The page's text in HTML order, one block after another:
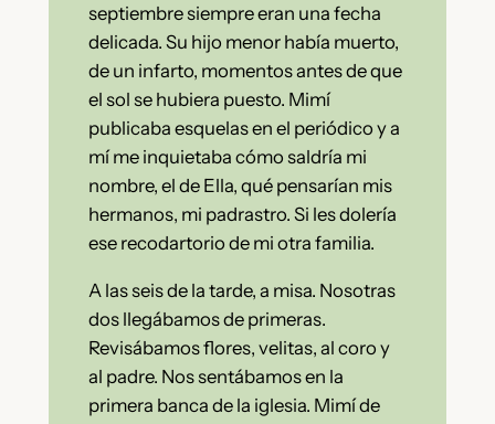
septiembre siempre eran una fecha
delicada. Su hijo menor había muerto,
de un infarto, momentos antes de que
el sol se hubiera puesto. Mimí
publicaba esquelas en el periódico y a
mí me inquietaba cómo saldría mi
nombre, el de Ella, qué pensarían mis
hermanos, mi padrastro. Si les dolería
ese recodartorio de mi otra familia.
A las seis de la tarde, a misa. Nosotras
dos llegábamos de primeras.
Revisábamos flores, velitas, al coro y
al padre. Nos sentábamos en la
primera banca de la iglesia. Mimí de